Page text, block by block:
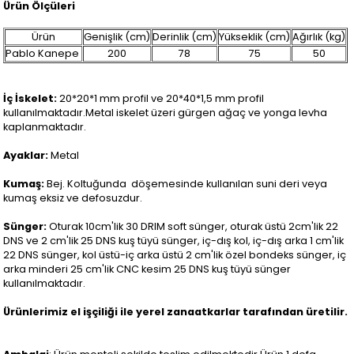
Ürün Ölçüleri
Ürün Genişlik (cm) Derinlik (cm) Yükseklik (cm) Ağırlık (kg)
Pablo Kanepe
200 78 75 50
İç İskelet:20*20*1 mm profil ve 20*40*1,5 mm profil
kullanılmaktadır.Metal iskelet üzeri gürgen ağaç ve yonga levha
kaplanmaktadır.
Ayaklar:Metal
Kumaş:Bej. Koltuğunda döşemesinde kullanılan suni deri veya
kumaş eksiz ve defosuzdur.
Sünger:Oturak 10cm'lik 30 DRIM soft sünger, oturak üstü 2cm'lik 22
DNS ve 2 cm'lik 25 DNS kuş tüyü sünger, iç-dış kol, iç-dış arka 1 cm'lik
22 DNS sünger, kol üstü-iç arka üstü 2 cm'lik özel bondeks sünger, iç
arka minderi 25 cm'lik CNC kesim 25 DNS kuş tüyü sünger
kullanılmaktadır.
Ürünlerimiz el işçiliği ile yerel zanaatkarlar tarafından üretilir.